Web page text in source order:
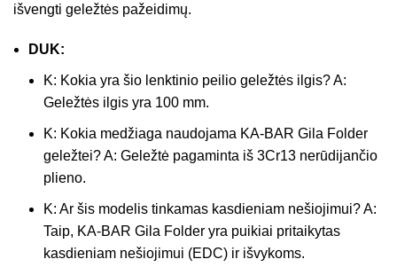
išvengti geležtės pažeidimų.
DUK:
K: Kokia yra šio lenktinio peilio geležtės ilgis? A:
Geležtės ilgis yra 100 mm.
K: Kokia medžiaga naudojama KA-BAR Gila Folder
geležtei? A: Geležtė pagaminta iš 3Cr13 nerūdijančio
plieno.
K: Ar šis modelis tinkamas kasdieniam nešiojimui? A:
Taip, KA-BAR Gila Folder yra puikiai pritaikytas
kasdieniam nešiojimui (EDC) ir išvykoms.